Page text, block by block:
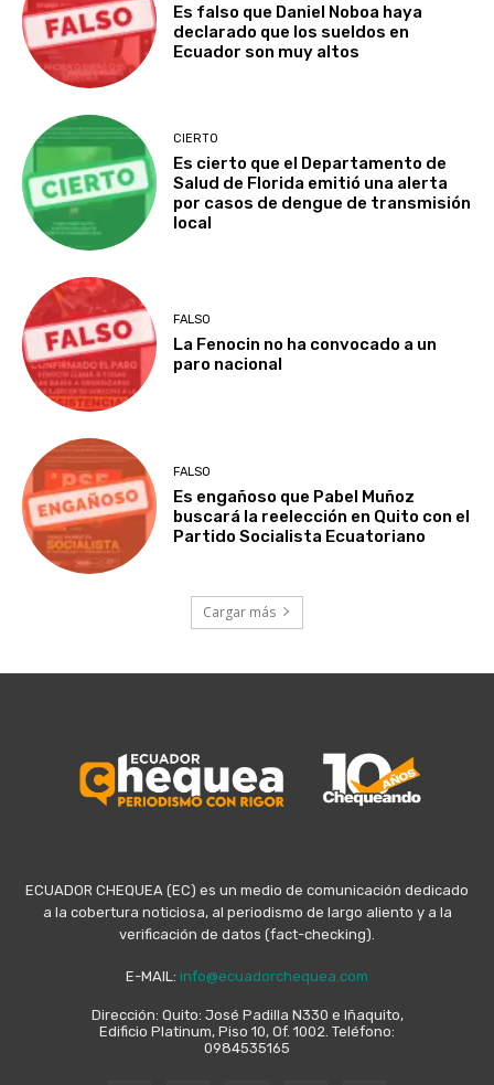
Es falso que Daniel Noboa haya
declarado que los sueldos en
Ecuador son muy altos
CIERTO
Es cierto que el Departamento de
Salud de Florida emitió una alerta
por casos de dengue de transmisión
local
FALSO
La Fenocin no ha convocado a un
paro nacional
FALSO
Es engañoso que Pabel Muñoz
buscará la reelección en Quito con el
Partido Socialista Ecuatoriano
Cargar más
ECUADOR CHEQUEA (EC) es un medio de comunicación dedicado
a la cobertura noticiosa, al periodismo de largo aliento y a la
verificación de datos (fact-checking).
E-MAIL: info@ecuadorchequea.com
Dirección: Quito: José Padilla N330 e Iñaquito,
Edificio Platinum, Piso 10, Of. 1002. Teléfono:
0984535165